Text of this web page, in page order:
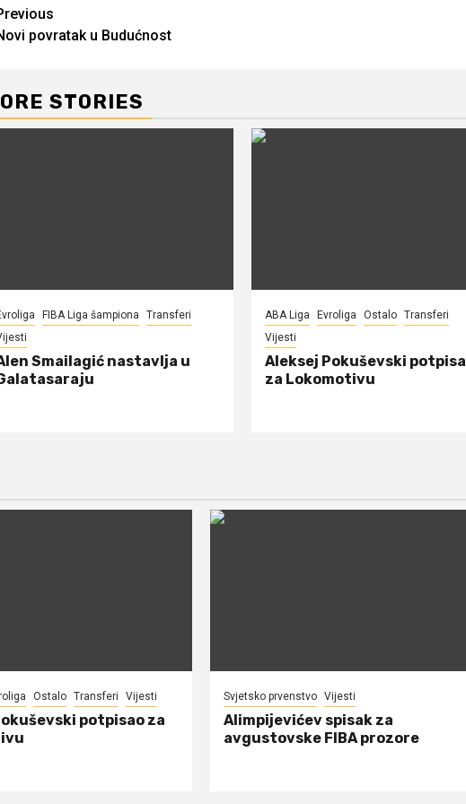
povratak u Budućnost
STORIES
FIBA Liga šampiona
Transferi
Smailagić nastavlja u
ABA Liga Evroliga Ostalo Transferi
Vijesti
Aleksej Pokuševski
za Lokomotivu
Ostalo Transferi Vijesti
potpisao za
Svjetsko prvenstvo Vijesti
Alimpijevićev spisak za
avgustovske FIBA prozore